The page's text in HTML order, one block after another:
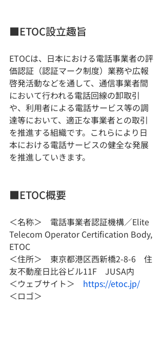
■ETOC設立趣旨
ETOCは、日本における電話事業者の評
価認証（認証マーク制度）業務や広報
啓発活動などを通して、通信事業者間
において行われる電話回線の卸取引
や、利用者による電話サービス等の調
達等において、適正な事業者との取引
を推進する組織です。これらにより日
本における電話サービスの健全な発展
を推進していきます。
■ETOC概要
＜名称＞　電話事業者認証機構／Elite
Telecom Operator Certification Body,
ETOC
＜住所＞　東京都港区西新橋2-8-6　住
友不動産日比谷ビル11F　JUSA内
＜ウェブサイト＞ https://etoc.jp/
＜ロゴ＞